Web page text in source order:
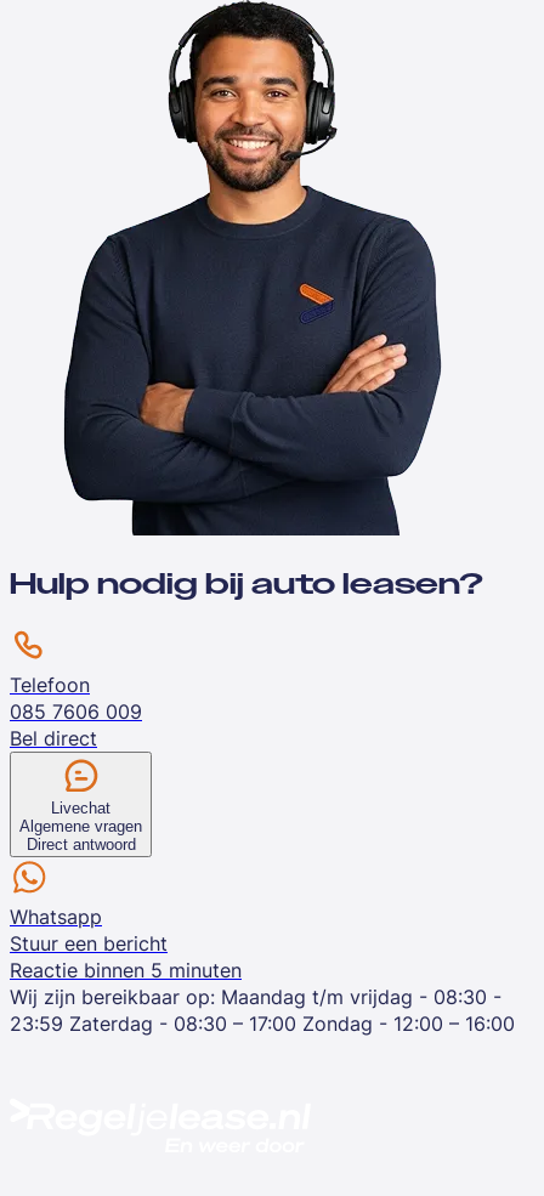
Hulp nodig bij auto leasen?
Telefoon
085 7606 009
Bel direct
Livechat
Algemene vragen
Direct antwoord
Whatsapp
Stuur een bericht
Reactie binnen 5 minuten
Wij zijn bereikbaar op: Maandag t/m vrijdag - 08:30 -
23:59 Zaterdag - 08:30 – 17:00 Zondag - 12:00 – 16:00